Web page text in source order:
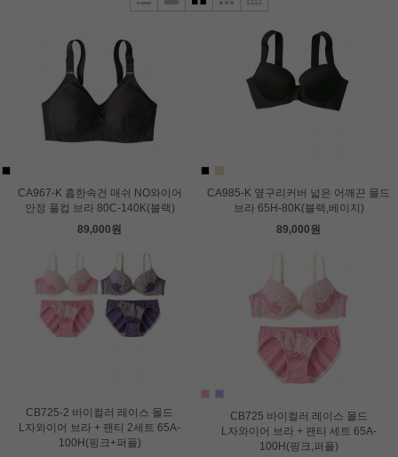
CA967-K 흡한속건 매쉬 NO와이어
안정 풀컵 브라 80C-140K(블랙)
89,000원
CA985-K 옆구리커버 넓은 어깨끈 몰드
브라 65H-80K(블랙,베이지)
89,000원
CB725-2 바이컬러 레이스 몰드
L자와이어 브라 + 팬티 2세트 65A-
100H(핑크+퍼플)
CB725 바이컬러 레이스 몰드
L자와이어 브라 + 팬티 세트 65A-
100H(핑크,퍼플)